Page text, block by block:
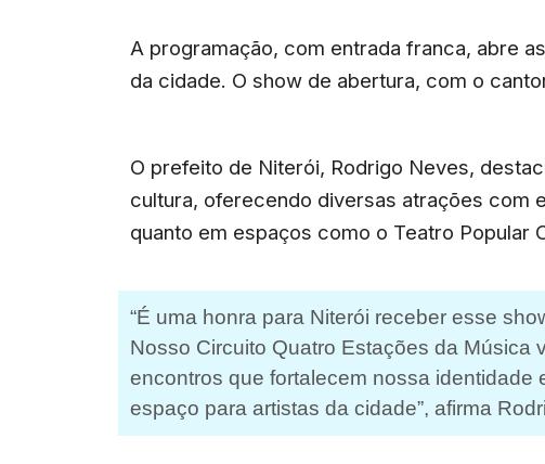
A programação, com entrada franca, abre
da cidade. O show de abertura, com o
O prefeito de Niterói, Rodrigo Neves,
cultura, oferecendo diversas atrações com
quanto em espaços como o Teatro Popular
“É uma honra para Niterói receber esse
Nosso Circuito Quatro Estações da Música
encontros que fortalecem nossa identidade
espaço para artistas da cidade”, afirma